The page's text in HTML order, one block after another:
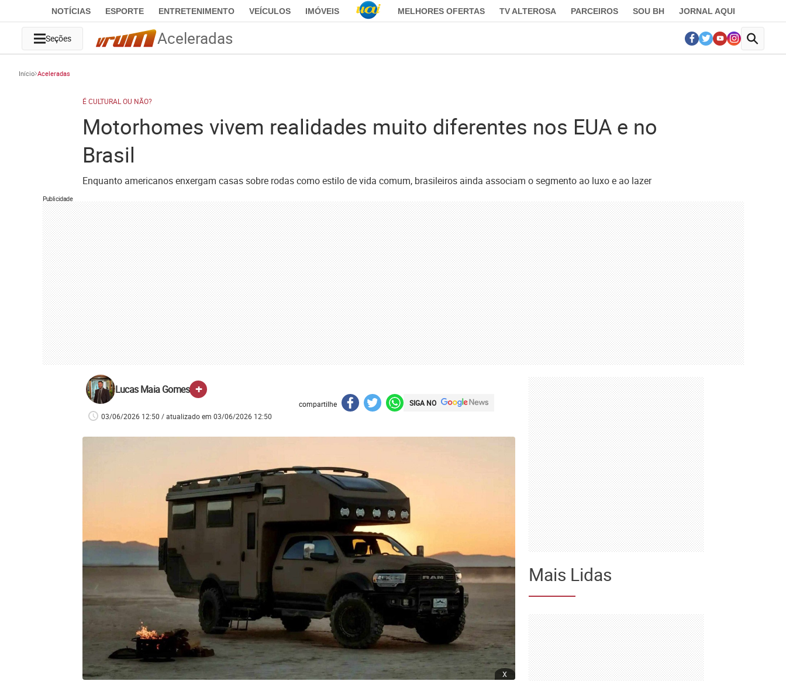
NOTÍCIAS ESPORTE ENTRETENIMENTO VEÍCULOS IMÓVEIS MELHORES OFERTAS TV ALTEROSA PARCEIROS SOU BH JORNAL AQUI
Seções Aceleradas
Início Aceleradas
É CULTURAL OU NÃO?
Motorhomes vivem realidades muito diferentes nos EUA e no
Brasil
Enquanto americanos enxergam casas sobre rodas como estilo de vida comum, brasileiros ainda associam o segmento ao luxo e ao lazer
Publicidade
Lucas Maia Gomes +
03/06/2026 12:50 / atualizado em 03/06/2026 12:50
compartilhe SIGA NO
x
Mais Lidas